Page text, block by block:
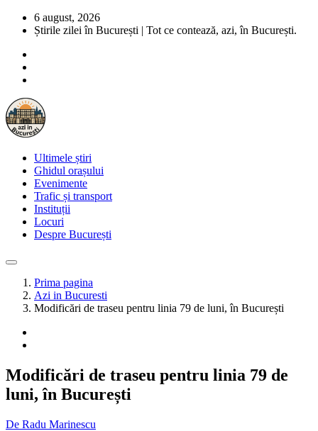
6 august, 2026
Știrile zilei în București | Tot ce contează, azi, în București.
Ultimele știri
Ghidul orașului
Evenimente
Trafic și transport
Instituții
Locuri
Despre București
Prima pagina
Azi in Bucuresti
Modificări de traseu pentru linia 79 de luni, în București
Modificări de traseu pentru linia 79 de
luni, în București
De Radu Marinescu